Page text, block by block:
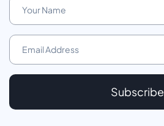
Subscribe